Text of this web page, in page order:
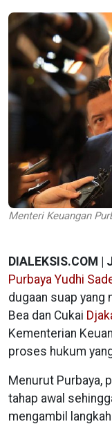
Menteri Keuangan
DIALEKSIS.COM |
Purbaya Yudhi
dugaan suap yang
Bea dan Cukai
Kementerian
proses hukum
Menurut Purbaya,
tahap awal
mengambil